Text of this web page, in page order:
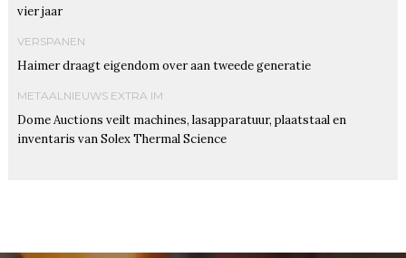
vier jaar
VERSPANEN
Haimer draagt eigendom over aan tweede generatie
METAALNIEUWS EXTRA IM
Dome Auctions veilt machines, lasapparatuur, plaatstaal en
inventaris van Solex Thermal Science